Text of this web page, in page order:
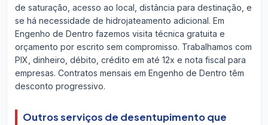
de saturação, acesso ao local, distância para destinação, e
se há necessidade de hidrojateamento adicional. Em
Engenho de Dentro fazemos visita técnica gratuita e
orçamento por escrito sem compromisso. Trabalhamos com
PIX, dinheiro, débito, crédito em até 12x e nota fiscal para
empresas. Contratos mensais em Engenho de Dentro têm
desconto progressivo.
Outros serviços de desentupimento que